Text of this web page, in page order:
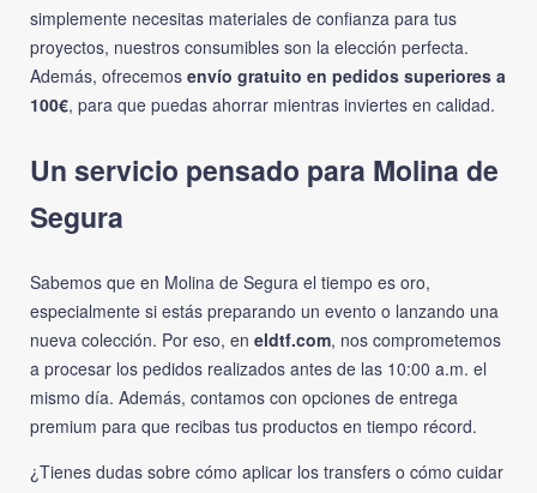
simplemente necesitas materiales de confianza para tus
proyectos, nuestros consumibles son la elección perfecta.
Además, ofrecemos envío gratuito en pedidos superiores a
100€, para que puedas ahorrar mientras inviertes en calidad.
Un servicio pensado para Molina de
Segura
Sabemos que en Molina de Segura el tiempo es oro,
especialmente si estás preparando un evento o lanzando una
nueva colección. Por eso, en eldtf.com, nos comprometemos
a procesar los pedidos realizados antes de las 10:00 a.m. el
mismo día. Además, contamos con opciones de entrega
premium para que recibas tus productos en tiempo récord.
¿Tienes dudas sobre cómo aplicar los transfers o cómo cuidar